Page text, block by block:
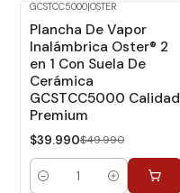
-20%Dcto.
GCSTCC5000| OSTER
Plancha De Vapor
Inalámbrica Oster® 2
en 1 Con Suela De
Cerámica
GCSTCC5000 Calidad
Premium
$39.990$49.990
Cantidad